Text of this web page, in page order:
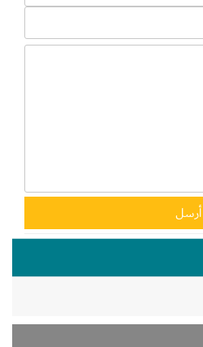
التوظيف والتدريب
الأوزبكي معالي
مخرجات خطة تفعيل
الإمارات وجمهورية
العمل تنفيذاً لبروتوكول
البلدين في شهر